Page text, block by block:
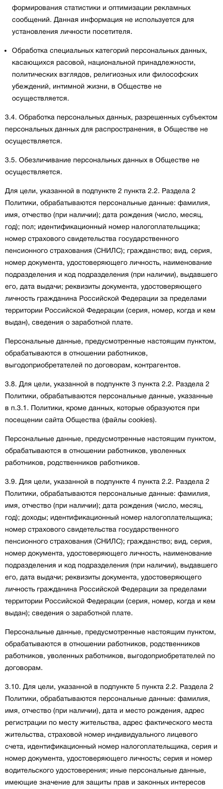
формирования статистики и оптимизации рекламных
сообщений. Данная информация не используется для
установления личности посетителя.
Обработка специальных категорий персональных данных,
касающихся расовой, национальной принадлежности,
политических взглядов, религиозных или философских
убеждений, интимной жизни, в Обществе не
осуществляется.
3.4. Обработка персональных данных, разрешенных субъектом
персональных данных для распространения, в Обществе не
осуществляется.
3.5. Обезличивание персональных данных в Обществе не
осуществляется.
Для цели, указанной в подпункте 2 пункта 2.2. Раздела 2
Политики, обрабатываются персональные данные: фамилия,
имя, отчество (при наличии); дата рождения (число, месяц,
год); пол; идентификационный номер налогоплательщика;
номер страхового свидетельства государственного
пенсионного страхования (СНИЛС); гражданство; вид, серия,
номер документа, удостоверяющего личность, наименование
подразделения и код подразделения (при наличии), выдавшего
его, дата выдачи; реквизиты документа, удостоверяющего
личность гражданина Российской Федерации за пределами
территории Российской Федерации (серия, номер, когда и кем
выдан), сведения о заработной плате.
Персональные данные, предусмотренные настоящим пунктом,
обрабатываются в отношении работников,
выгодоприобретателей по договорам, контрагентов.
3.8. Для цели, указанной в подпункте 3 пункта 2.2. Раздела 2
Политики, обрабатываются персональные данные, указанные
в п.3.1. Политики, кроме данных, которые образуются при
посещении сайта Общества (файлы cookies).
Персональные данные, предусмотренные настоящим пунктом,
обрабатываются в отношении работников, уволенных
работников, родственников работников.
3.9. Для цели, указанной в подпункте 4 пункта 2.2. Раздела 2
Политики, обрабатываются персональные данные: фамилия,
имя, отчество (при наличии); дата рождения (число, месяц,
год); доходы; идентификационный номер налогоплательщика;
номер страхового свидетельства государственного
пенсионного страхования (СНИЛС); гражданство; вид, серия,
номер документа, удостоверяющего личность, наименование
подразделения и код подразделения (при наличии), выдавшего
его, дата выдачи; реквизиты документа, удостоверяющего
личность гражданина Российской Федерации за пределами
территории Российской Федерации (серия, номер, когда и кем
выдан); сведения о заработной плате.
Персональные данные, предусмотренные настоящим пунктом,
обрабатываются в отношении работников, родственников
работников, уволенных работников, выгодоприобретателей по
договорам.
3.10. Для цели, указанной в подпункте 5 пункта 2.2. Раздела 2
Политики, обрабатываются персональные данные: фамилия,
имя, отчество (при наличии), дата и место рождения, адрес
регистрации по месту жительства, адрес фактического места
жительства, страховой номер индивидуального лицевого
счета, идентификационный номер налогоплательщика, серия и
номер документа, удостоверяющего личность; серия и номер
водительского удостоверения; иные персональные данные,
имеющие значение для защиты прав и законных интересов